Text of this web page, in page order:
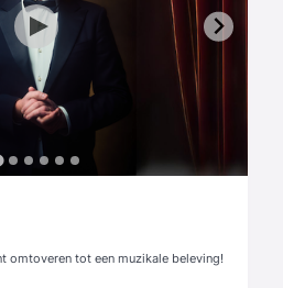
omtoveren tot een muzikale beleving!